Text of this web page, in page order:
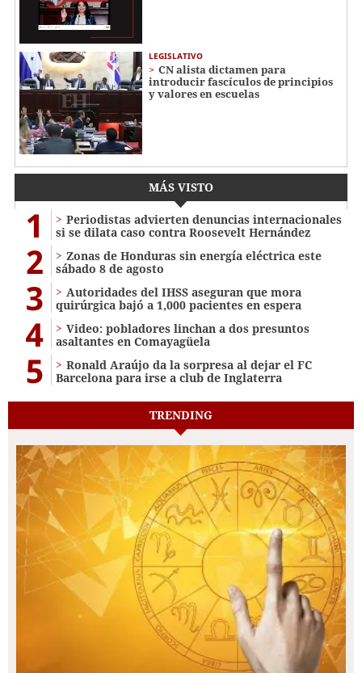
LEGISLATIVO
CN alista dictamen para
introducir fascículos de principios
y valores en escuelas
MÁS VISTO
1
Periodistas advierten denuncias internacionales
si se dilata caso contra Roosevelt Hernández
2
Zonas de Honduras sin energía eléctrica este
sábado 8 de agosto
3
Autoridades del IHSS aseguran que mora
quirúrgica bajó a 1,000 pacientes en espera
4
Video: pobladores linchan a dos presuntos
asaltantes en Comayagüela
5
Ronald Araújo da la sorpresa al dejar el FC
Barcelona para irse a club de Inglaterra
TRENDING